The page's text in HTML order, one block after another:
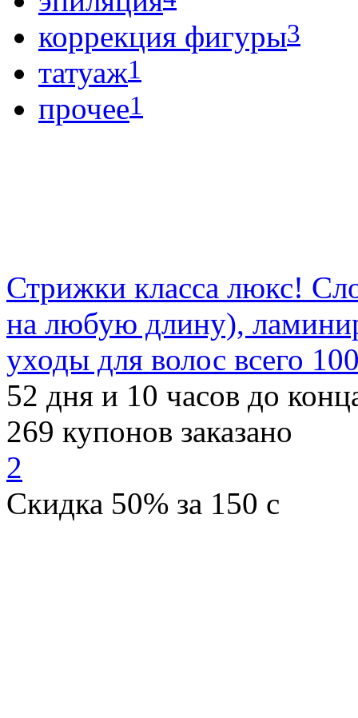
коррекция фигуры3
татуаж1
прочее1
Стрижки класса люкс!
на любую длину),
уходы для волос всего
52 дня и 10 часов до
269 купонов заказано
2
Скидка 50% за 150 c